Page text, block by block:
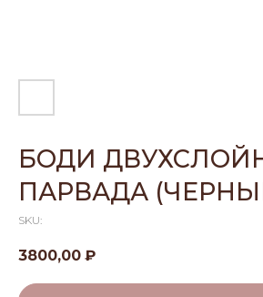
БОДИ
ПАРВАДА
SKU:
3800,00 ₽